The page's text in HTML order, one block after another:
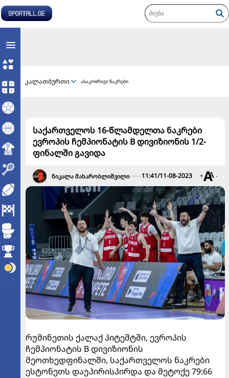
კალათბურთი ასაკობრივი ნაკრები
საქართველოს 16-წლამდელთა ნაკრები
ევროპის ჩემპიონატის B დივიზიონის 1/2-
ფინალში გავიდა
ნიკალა მახარობლიშვილი 11:41/11-08-2023 + -
რუმინეთის ქალაქ პიტეშტში, ევროპის
ჩემპიონატის B დივიზიონის
მეოთხედფინალში, საქართველოს ნაკრები
ესტონეთს დაუპირისპირდა და მეტოქე 79:66